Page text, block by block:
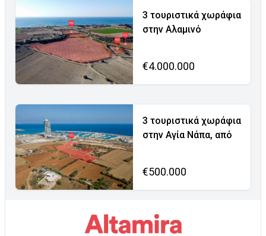
3 τουριστικά χωράφια
στην Αλαμινό
€4.000.000
3 τουριστικά χωράφια
στην Αγία Νάπα, από
€500.000